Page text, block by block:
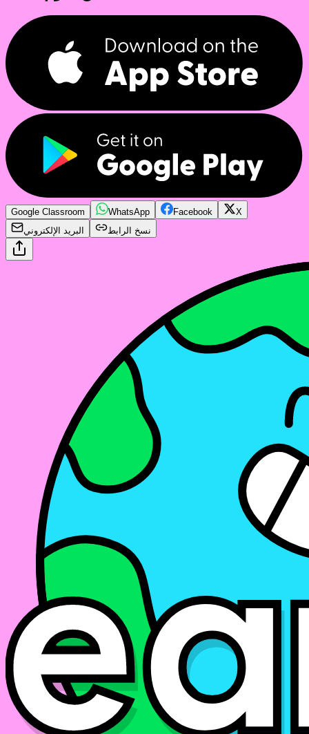
Google Classroom WhatsApp Facebook
X
البريد الإلكتروني
نسخ الرابط